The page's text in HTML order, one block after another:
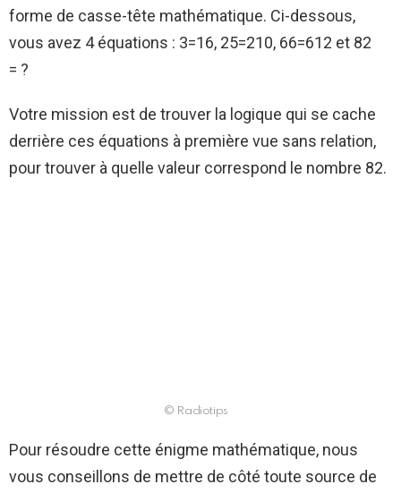
forme de casse-tête mathématique. Ci-dessous,
vous avez 4 équations : 3=16, 25=210, 66=612 et 82
= ?
Votre mission est de trouver la logique qui se cache
derrière ces équations à première vue sans relation,
pour trouver à quelle valeur correspond le nombre 82.
© Radiotips
Pour résoudre cette énigme mathématique, nous
vous conseillons de mettre de côté toute source de